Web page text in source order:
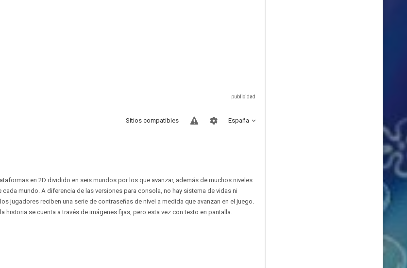
España
Sitios compatibles
en 2D dividido en seis mundos por los que avanzar, además de muchos niveles
mundo. A diferencia de las versiones para consola, no hay sistema de vidas ni
jugadores reciben una serie de contraseñas de nivel a medida que avanzan en el juego.
historia se cuenta a través de imágenes fijas, pero esta vez con texto en pantalla.